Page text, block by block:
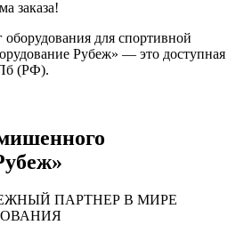
заказа!
оборудования для спортивной
Рубеж» — это доступная
(РФ).
ПАРТНЕР В МИРЕ